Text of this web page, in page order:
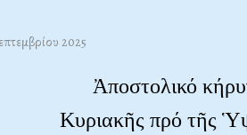
2025
Ἀποστολικό
Κυριακῆς πρό τῆς